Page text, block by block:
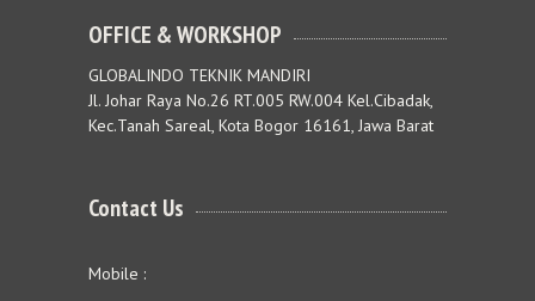
OFFICE & WORKSHOP
GLOBALINDO TEKNIK MANDIRI
Jl. Johar Raya No.26 RT.005 RW.004 Kel.Cibadak,
Kec.Tanah Sareal, Kota Bogor 16161, Jawa Barat
Contact Us
Mobile :